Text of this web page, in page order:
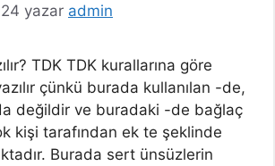
yazar admin
TDK TDK kurallarına göre
çünkü burada kullanılan -de,
değildir ve buradaki -de bağlaç
kişi tarafından ek te şeklinde
Burada sert ünsüzlerin